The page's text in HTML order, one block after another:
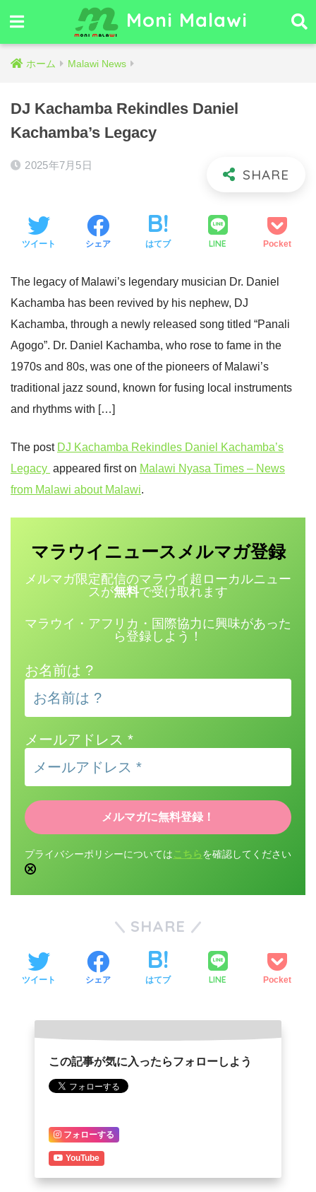
Moni Malawi
ホーム Malawi News
DJ Kachamba Rekindles Daniel
Kachamba’s Legacy
2025年7月5日
ツイート シェア はてブ LINE Pocket
The legacy of Malawi’s legendary musician Dr. Daniel
Kachamba has been revived by his nephew, DJ
Kachamba, through a newly released song titled “Panali
Agogo”. Dr. Daniel Kachamba, who rose to fame in the
1970s and 80s, was one of the pioneers of Malawi’s
traditional jazz sound, known for fusing local instruments
and rhythms with […]
The post DJ Kachamba Rekindles Daniel Kachamba’s
Legacy appeared first on Malawi Nyasa Times – News
from Malawi about Malawi.
マラウイニュース メルマガ登録
メルマガ限定配信のマラウイ超ローカルニュー
スが無料で受け取れます
マラウイ・アフリカ・国際協力に興味があった
ら登録しよう！
お名前は ?
メールアドレス *
プライバシーポリシーについては こちら を確認してください
SHARE
ツイート シェア はてブ LINE Pocket
この記事が気に入ったらフォローしよう
フォローする
YouTube